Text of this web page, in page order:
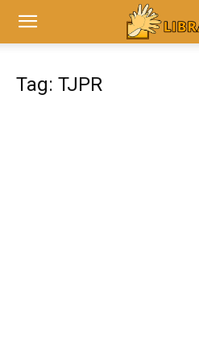
Tag: TJPR